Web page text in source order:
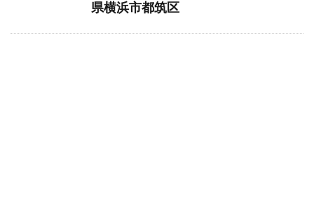
県横浜市都筑区